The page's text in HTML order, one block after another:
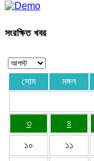
সংরক্ষিত খবর
সোম মঙ্গল
৩ ৪
১০ ১১